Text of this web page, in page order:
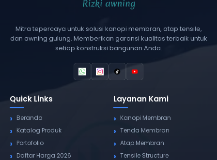
Mitra tepercaya untuk solusi kanopi membran, atap tensile,
dan awning gulung. Memberikan garansi kualitas terbaik untuk
setiap konstruksi bangunan Anda.
Quick Links
Beranda
Katalog Produk
Portofolio
Daftar Harga 2026
Layanan Kami
Kanopi Membran
Tenda Membran
Atap Membran
Tensile Structure